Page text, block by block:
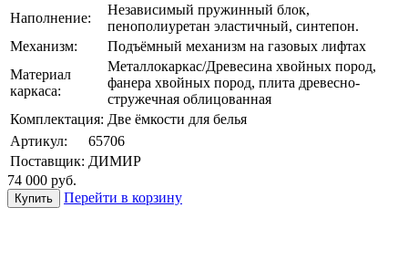
Наполнение:
Независимый пружинный блок,
пенополиуретан эластичный, синтепон.
Механизм:
Подъёмный механизм на газовых лифтах
Материал
каркаса:
Металлокаркас/Древесина хвойных пород,
фанера хвойных пород, плита древесно-
стружечная облицованная
Комплектация: Две ёмкости для белья
Артикул:
65706
Поставщик: ДИМИР
74 000 руб.
Перейти в корзину